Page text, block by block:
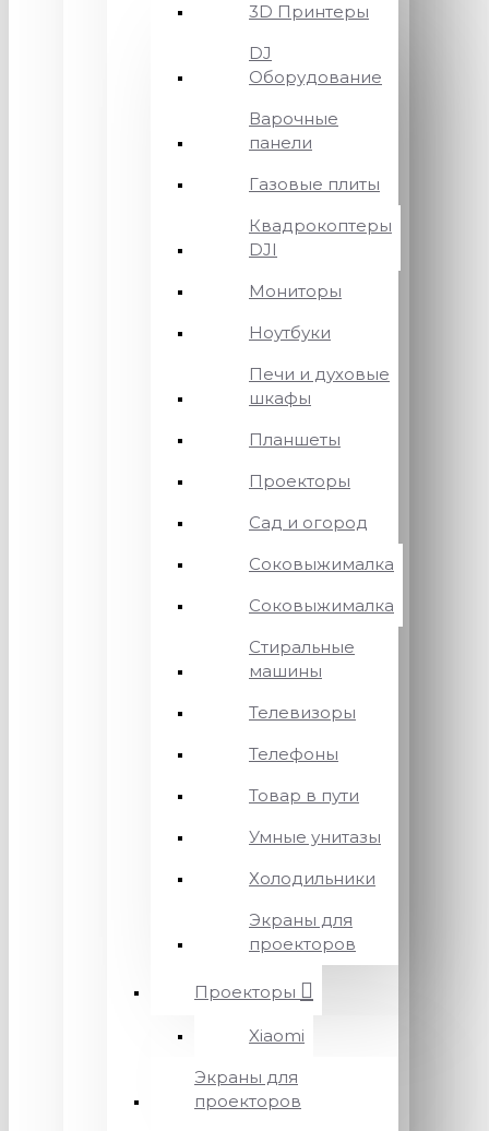
3D Принтеры
DJ
Оборудование
Варочные
панели
Газовые плиты
Квадрокоптеры
DJI
Мониторы
Ноутбуки
Печи и духовые
шкафы
Планшеты
Проекторы
Сад и огород
Соковыжималка
Соковыжималка
Стиральные
машины
Телевизоры
Телефоны
Товар в пути
Умные унитазы
Холодильники
Экраны для
проекторов
Проекторы
Xiaomi
Экраны для
проекторов